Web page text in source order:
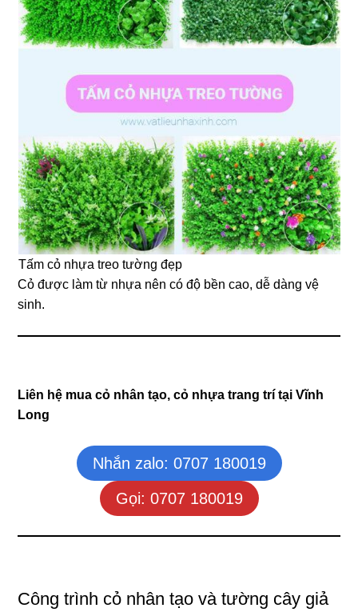
Tấm cỏ nhựa treo tường đẹp
Cỏ được làm từ nhựa nên có độ bền cao, dễ dàng vệ
sinh.
Liên hệ mua cỏ nhân tạo, cỏ nhựa trang trí tại Vĩnh
Long
Nhắn zalo: 0707 180019
Gọi: 0707 180019
Công trình cỏ nhân tạo và tường cây giả